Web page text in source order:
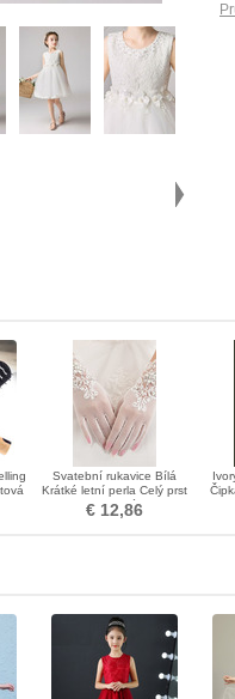
Svatební rukavice Bílá
Krátké letní perla Celý prst
Vhodné
€ 12,86